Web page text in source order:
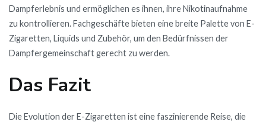
Dampferlebnis und ermöglichen es ihnen, ihre Nikotinaufnahme
zu kontrollieren. Fachgeschäfte bieten eine breite Palette von E-
Zigaretten, Liquids und Zubehör, um den Bedürfnissen der
Dampfergemeinschaft gerecht zu werden.
Das Fazit
Die Evolution der E-Zigaretten ist eine faszinierende Reise, die